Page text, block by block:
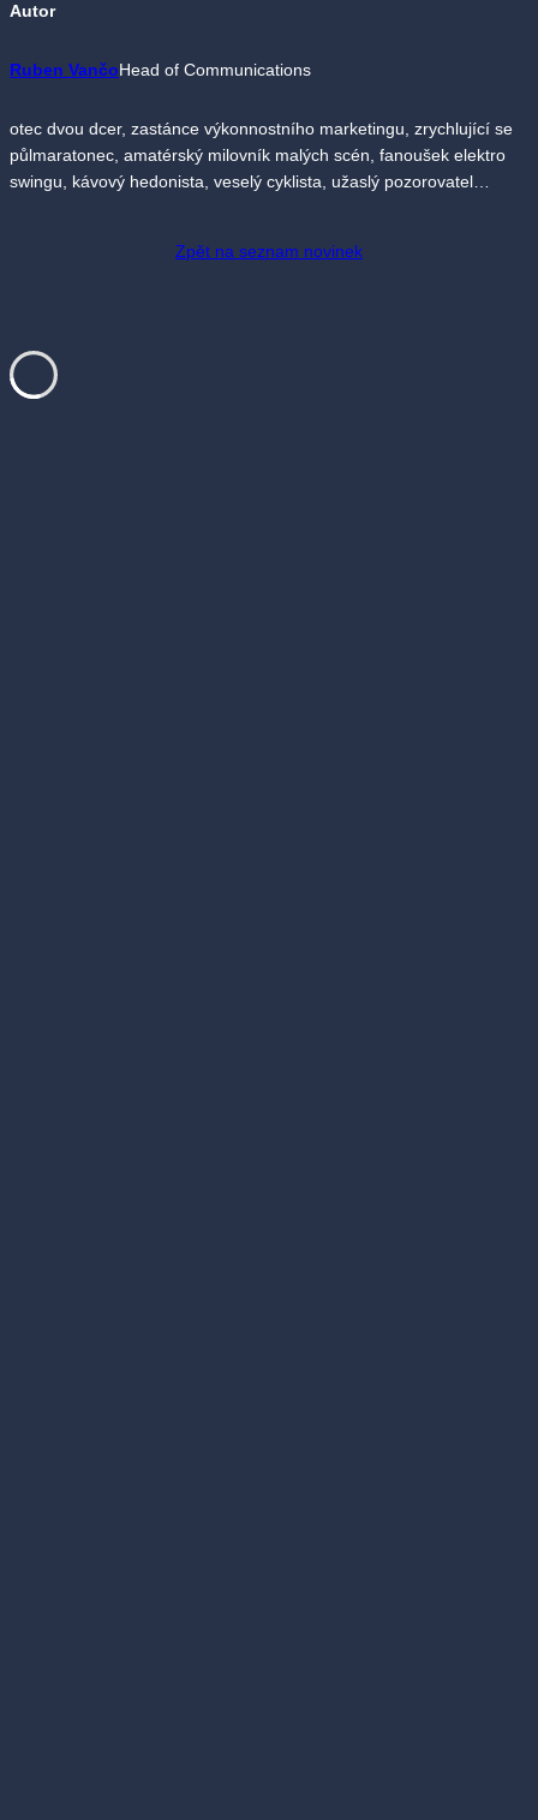
Autor
Ruben VančoHead of Communications
otec dvou dcer, zastánce výkonnostního marketingu, zrychlující se
půlmaratonec, amatérský milovník malých scén, fanoušek elektro
swingu, kávový hedonista, veselý cyklista, užaslý pozorovatel…
Zpět na seznam novinek